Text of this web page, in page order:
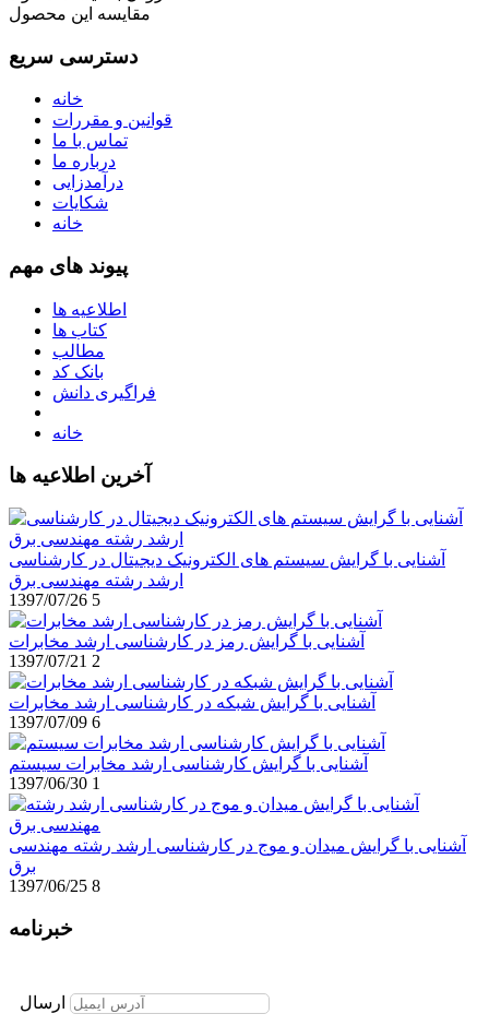
مقایسه این محصول
دسترسی سریع
خانه
قوانین و مقررات
تماس با ما
درباره ما
درآمدزایی
شکایات
خانه
پیوند های مهم
اطلاعیه ها
کتاب ها
مطالب
بانک کد
فراگیری دانش
خانه
آخرین اطلاعیه ها
آشنایی با گرایش سیستم های الکترونیک دیجیتال در کارشناسی
ارشد رشته مهندسی برق
1397/07/26 5
آشنایی با گرایش رمز در کارشناسی ارشد مخابرات
1397/07/21 2
آشنایی با گرایش شبکه در کارشناسی ارشد مخابرات
1397/07/09 6
آشنایی با گرایش کارشناسی ارشد مخابرات سیستم
1397/06/30 1
آشنایی با گرایش میدان و موج در کارشناسی ارشد رشته مهندسی
برق
1397/06/25 8
خبرنامه
ارسال